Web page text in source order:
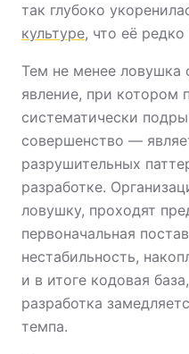
так глубоко
культуре, что её
Тем не менее ловушка
явление, при котором
систематически
совершенство —
разрушительных
разработке.
ловушку, проходят
первоначальная
нестабильность,
и в итоге кодовая
разработка
темпа.